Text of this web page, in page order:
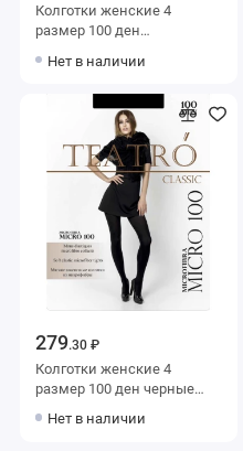
Колготки женские 4
размер 100 ден
Нет в наличии
279.30 ₽
Колготки женские 4
размер 100 ден черные
Нет в наличии